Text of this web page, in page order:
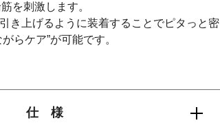
を刺激します。
き上げるように装着することでピタっと密
らケア”が可能です。
仕 様